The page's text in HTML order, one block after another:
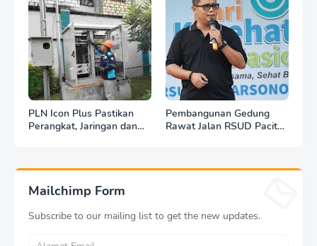
PLN Icon Plus Pastikan
Perangkat, Jaringan dan
Pembangunan Gedung
Rawat Jalan RSUD Pacitan
Mailchimp Form
Subscribe to our mailing list to get the new updates.